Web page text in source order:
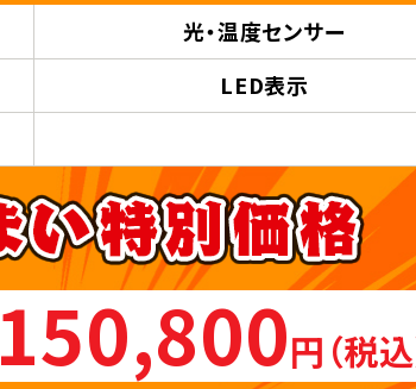
光・温度センサー
LED表示
150,800円（税込